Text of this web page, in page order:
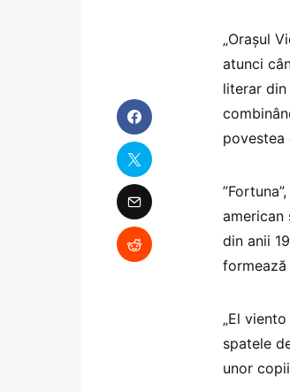
„Oraşul
atunci
literar din
povestea
american
din anii
formează
„El
spatele
unor